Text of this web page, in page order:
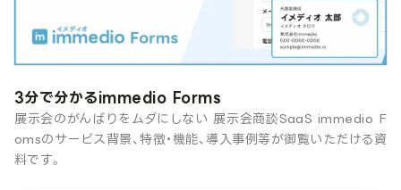
3分で分かるimmedio Forms
展示会のがんばりをムダにしない 展示会商談SaaS immedio F
omsのサービス背景、特徴・機能、導入事例等が御覧いただける資
料です。